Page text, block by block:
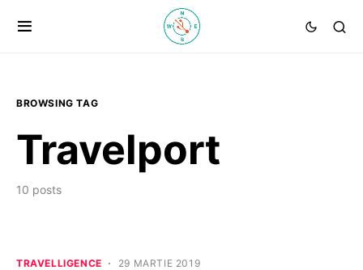
BROWSING TAG
Travelport
10 posts
TRAVELLIGENCE 29 MARTIE 2019